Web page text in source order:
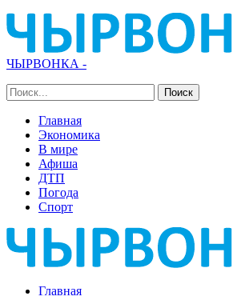
ЧЫРВОНКА -
Главная
Экономика
В мире
Афиша
ДТП
Погода
Спорт
Главная